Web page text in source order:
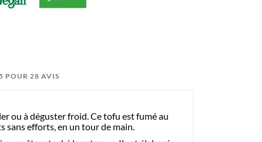
POUR 28 AVIS
ou à déguster froid. Ce tofu est fumé au
sans efforts, en un tour de main.